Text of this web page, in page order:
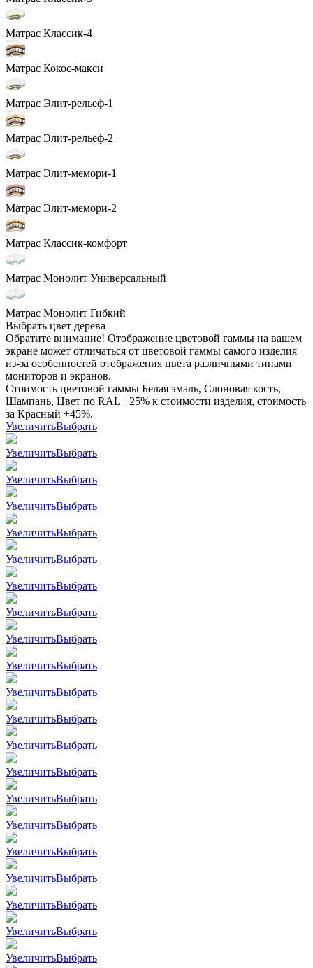
Матрас Классик-4
Матрас Кокос-макси
Матрас Элит-рельеф-1
Матрас Элит-рельеф-2
Матрас Элит-мемори-1
Матрас Элит-мемори-2
Матрас Классик-комфорт
Матрас Монолит Универсальный
Матрас Монолит Гибкий
Выбрать цвет дерева
Обратите внимание! Отображение цветовой гаммы на вашем
экране может отличаться от цветовой гаммы самого изделия
из-за особенностей отображения цвета различными типами
мониторов и экранов.
Стоимость цветовой гаммы Белая эмаль, Слоновая кость,
Шампань, Цвет по RAL +25% к стоимости изделия, стоимость
за Красный +45%.
УвеличитьВыбрать
УвеличитьВыбрать
УвеличитьВыбрать
УвеличитьВыбрать
УвеличитьВыбрать
УвеличитьВыбрать
УвеличитьВыбрать
УвеличитьВыбрать
УвеличитьВыбрать
УвеличитьВыбрать
УвеличитьВыбрать
УвеличитьВыбрать
УвеличитьВыбрать
УвеличитьВыбрать
УвеличитьВыбрать
УвеличитьВыбрать
УвеличитьВыбрать
УвеличитьВыбрать
УвеличитьВыбрать
УвеличитьВыбрать
УвеличитьВыбрать